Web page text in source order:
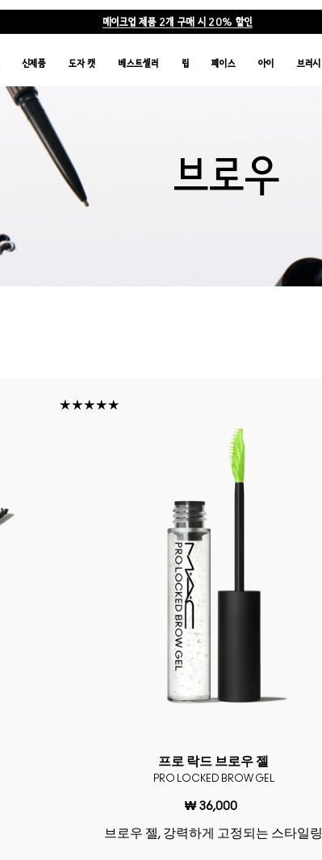
메이크업 제품 2개 구매 시 20% 할인
신제품 도자 캣 베스트셀러 립 페이스 아이 브러시
브로우
프로 락드 브로우 젤
PRO LOCKED BROW GEL
₩ 36,000
브로우 젤, 강력하게 고정되는 스타일링